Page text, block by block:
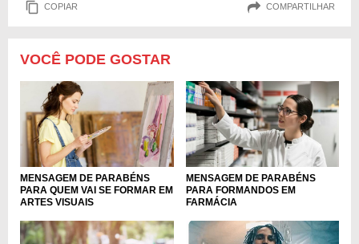
COPIAR COMPARTILHAR
VOCÊ PODE GOSTAR
MENSAGEM DE PARABÉNS
PARA QUEM VAI SE FORMAR EM
ARTES VISUAIS
MENSAGEM DE PARABÉNS
PARA FORMANDOS EM
FARMÁCIA